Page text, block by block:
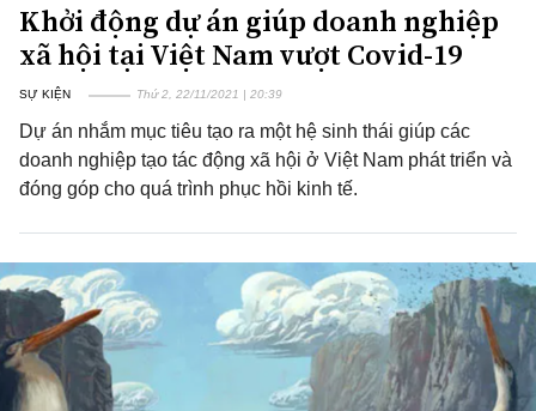
Khởi động dự án giúp doanh nghiệp
xã hội tại Việt Nam vượt Covid-19
SỰ KIỆN Thứ 2, 22/11/2021 | 20:39
Dự án nhắm mục tiêu tạo ra một hệ sinh thái giúp các
doanh nghiệp tạo tác động xã hội ở Việt Nam phát triển và
đóng góp cho quá trình phục hồi kinh tế.